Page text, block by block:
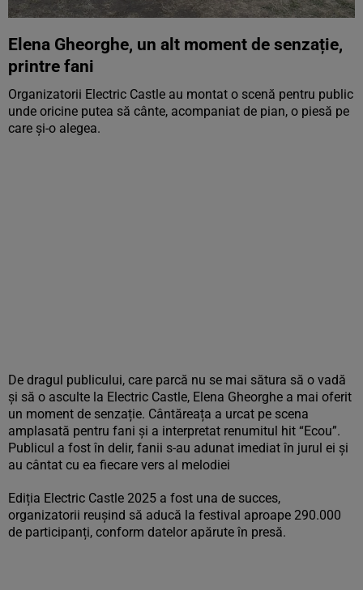
Elena Gheorghe, un alt moment de senzație,
printre fani
Organizatorii Electric Castle au montat o scenă pentru public
unde oricine putea să cânte, acompaniat de pian, o piesă pe
care și-o alegea.
De dragul publicului, care parcă nu se mai sătura să o vadă
și să o asculte la Electric Castle, Elena Gheorghe a mai oferit
un moment de senzație. Cântăreața a urcat pe scena
amplasată pentru fani și a interpretat renumitul hit “Ecou”.
Publicul a fost în delir, fanii s-au adunat imediat în jurul ei și
au cântat cu ea fiecare vers al melodiei
Ediția Electric Castle 2025 a fost una de succes,
organizatorii reușind să aducă la festival aproape 290.000
de participanți, conform datelor apărute în presă.